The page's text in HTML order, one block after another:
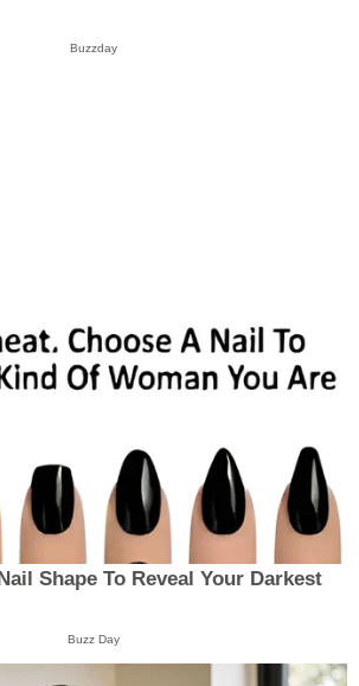
Buzzday
Shape To Reveal Your Darkest
Buzz Day